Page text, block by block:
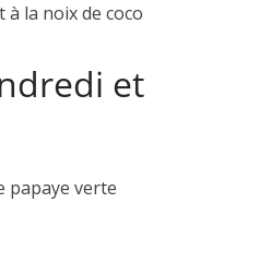
la noix de coco
et
papaye verte